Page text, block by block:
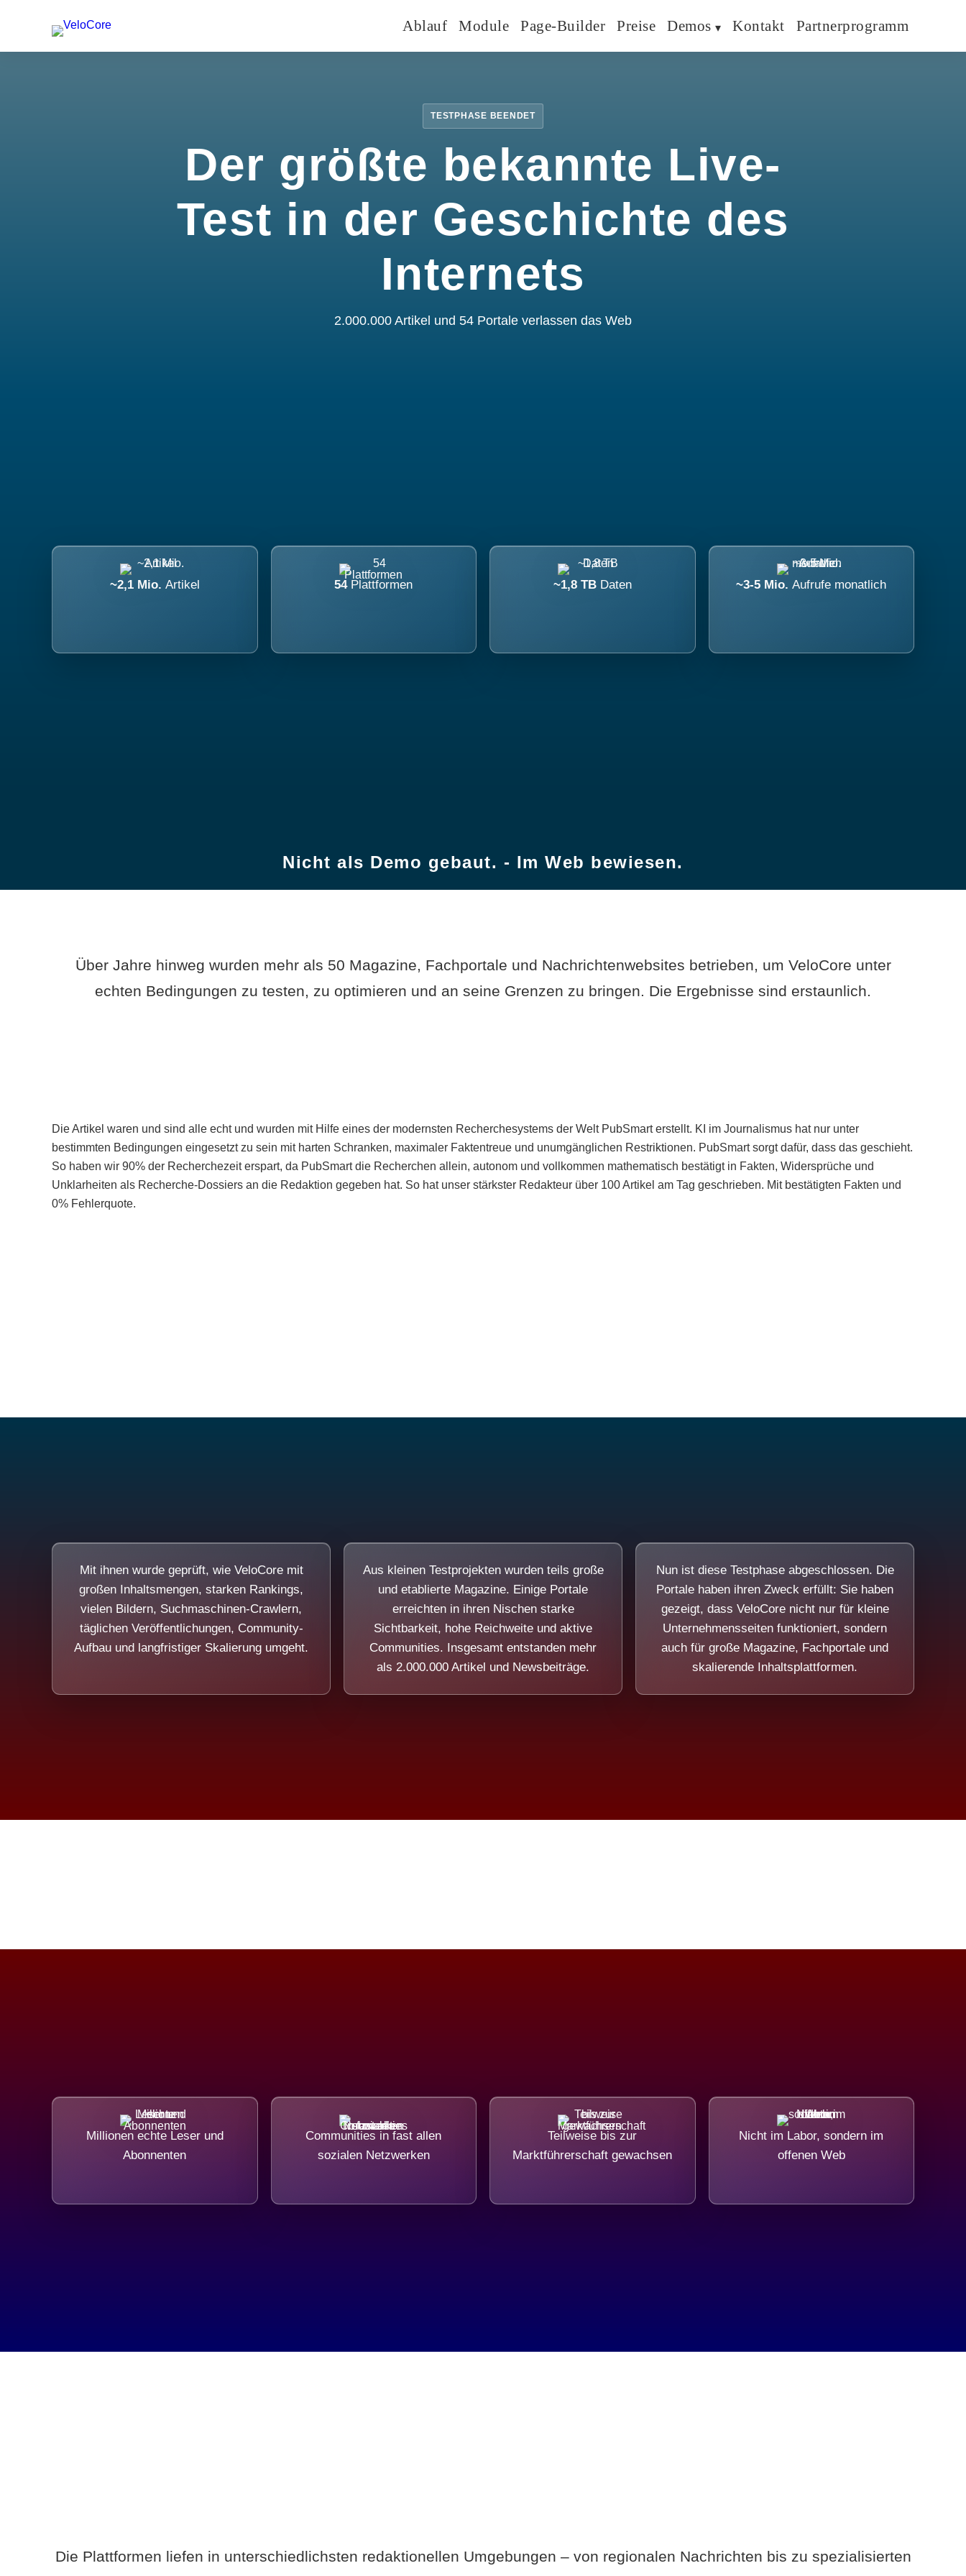
Ablauf Module Page-Builder Preise Demos Kontakt Partnerprogramm
TESTPHASE BEENDET
Der größte bekannte Live-
Test in der Geschichte des
Internets
2.000.000 Artikel und 54 Portale verlassen das Web
~2,1 Mio. Artikel 54 Plattformen ~1,8 TB Daten ~3-5 Mio.Aufrufe monatlich
Nicht als Demo gebaut. - Im Web bewiesen.
Über Jahre hinweg wurden mehr als 50 Magazine, Fachportale und Nachrichtenwebsites betrieben, um VeloCore unter
echten Bedingungen zu testen, zu optimieren und an seine Grenzen zu bringen. Die Ergebnisse sind erstaunlich.
Die Artikel waren und sind alle echt und wurden mit Hilfe eines der modernsten Recherchesystems der Welt PubSmart erstellt. KI im Journalismus hat nur unter
bestimmten Bedingungen eingesetzt zu sein mit harten Schranken, maximaler Faktentreue und unumgänglichen Restriktionen. PubSmart sorgt dafür, dass das geschieht.
So haben wir 90% der Recherchezeit erspart, da PubSmart die Recherchen allein, autonom und vollkommen mathematisch bestätigt in Fakten, Widersprüche und
Unklarheiten als Recherche-Dossiers an die Redaktion gegeben hat. So hat unser stärkster Redakteur über 100 Artikel am Tag geschrieben. Mit bestätigten Fakten und
0% Fehlerquote.
Mit ihnen wurde geprüft, wie VeloCore mit
großen Inhaltsmengen, starken Rankings,
vielen Bildern, Suchmaschinen-Crawlern,
täglichen Veröffentlichungen, Community-
Aufbau und langfristiger Skalierung umgeht.
Aus kleinen Testprojekten wurden teils große
und etablierte Magazine. Einige Portale
erreichten in ihren Nischen starke
Sichtbarkeit, hohe Reichweite und aktive
Communities. Insgesamt entstanden mehr
als 2.000.000 Artikel und Newsbeiträge.
Nun ist diese Testphase abgeschlossen. Die
Portale haben ihren Zweck erfüllt: Sie haben
gezeigt, dass VeloCore nicht nur für kleine
Unternehmensseiten funktioniert, sondern
auch für große Magazine, Fachportale und
skalierende Inhaltsplattformen.
Millionen echte Leser und
Abonnenten
Communities in fast allen
sozialen Netzwerken
Teilweise bis zur
Marktführerschaft gewachsen
Nicht im Labor, sondern im
offenen Web
Die Plattformen liefen in unterschiedlichsten redaktionellen Umgebungen – von regionalen Nachrichten bis zu spezialisierten